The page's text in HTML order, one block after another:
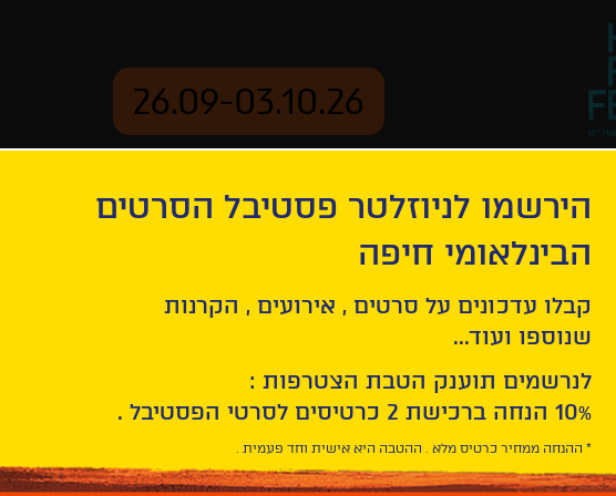
26.09-03.10.26
הירשמו לניוזלטר פסטיבל הסרטים
הבינלאומי חיפה
קבלו עדכונים על סרטים , אירועים , הקרנות
שנוספו ועוד...
לנרשמים תוענק הטבת הצטרפות :
10% הנחה ברכישת 2 כרטיסים לסרטי הפסטיבל .
* ההנחה ממחיר כרטיס מלא . ההטבה היא אישית וחד פעמית .